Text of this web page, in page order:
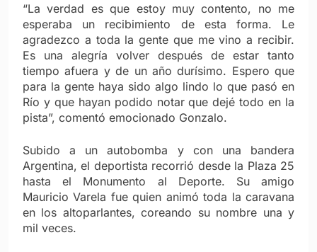
“La verdad es que estoy muy contento, no me
esperaba un recibimiento de esta forma. Le
agradezco a toda la gente que me vino a recibir.
Es una alegría volver después de estar tanto
tiempo afuera y de un año durísimo. Espero que
para la gente haya sido algo lindo lo que pasó en
Río y que hayan podido notar que dejé todo en la
pista”, comentó emocionado Gonzalo.
Subido a un autobomba y con una bandera
Argentina, el deportista recorrió desde la Plaza 25
hasta el Monumento al Deporte. Su amigo
Mauricio Varela fue quien animó toda la caravana
en los altoparlantes, coreando su nombre una y
mil veces.